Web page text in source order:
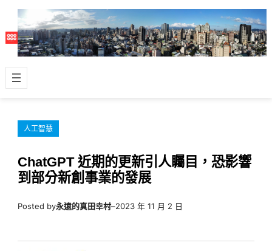
主
容
人工智慧
ChatGPT 近期的更新引人矚目，恐影響
到部分新創事業的發展
Posted by永遠的真田幸村–2023 年 11 月 2 日